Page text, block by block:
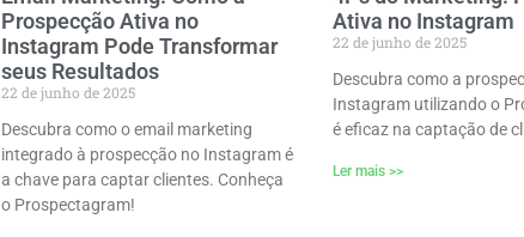
Prospecção Ativa no
Instagram Pode Transformar
seus Resultados
22 de junho de 2025
Descubra como o email marketing
integrado à prospecção no Instagram é
a chave para captar clientes. Conheça
o Prospectagram!
Ativa no Instagram
22 de junho de 2025
Descubra como a
Instagram utilizando o
é eficaz na captação de
Ler mais >>